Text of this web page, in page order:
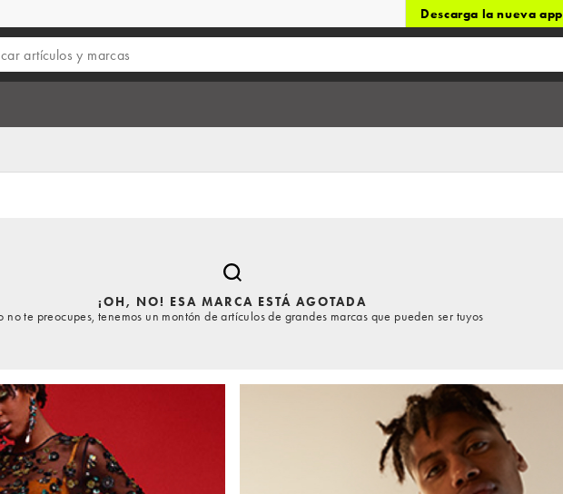
Descarga la nueva app
¡OH, NO! ESA MARCA ESTÁ AGOTADA
no te preocupes, tenemos un montón de artículos de grandes marcas que pueden ser tuyos